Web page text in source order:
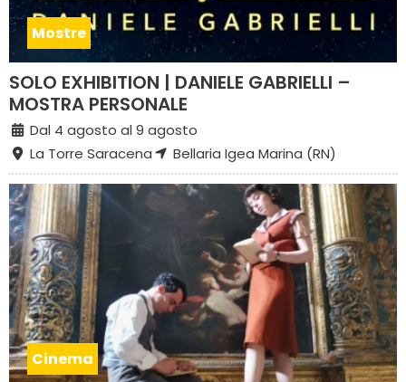
Mostre
SOLO EXHIBITION | DANIELE GABRIELLI –
MOSTRA PERSONALE
Dal 4 agosto al 9 agosto
La Torre Saracena
Bellaria Igea Marina (RN)
Cinema